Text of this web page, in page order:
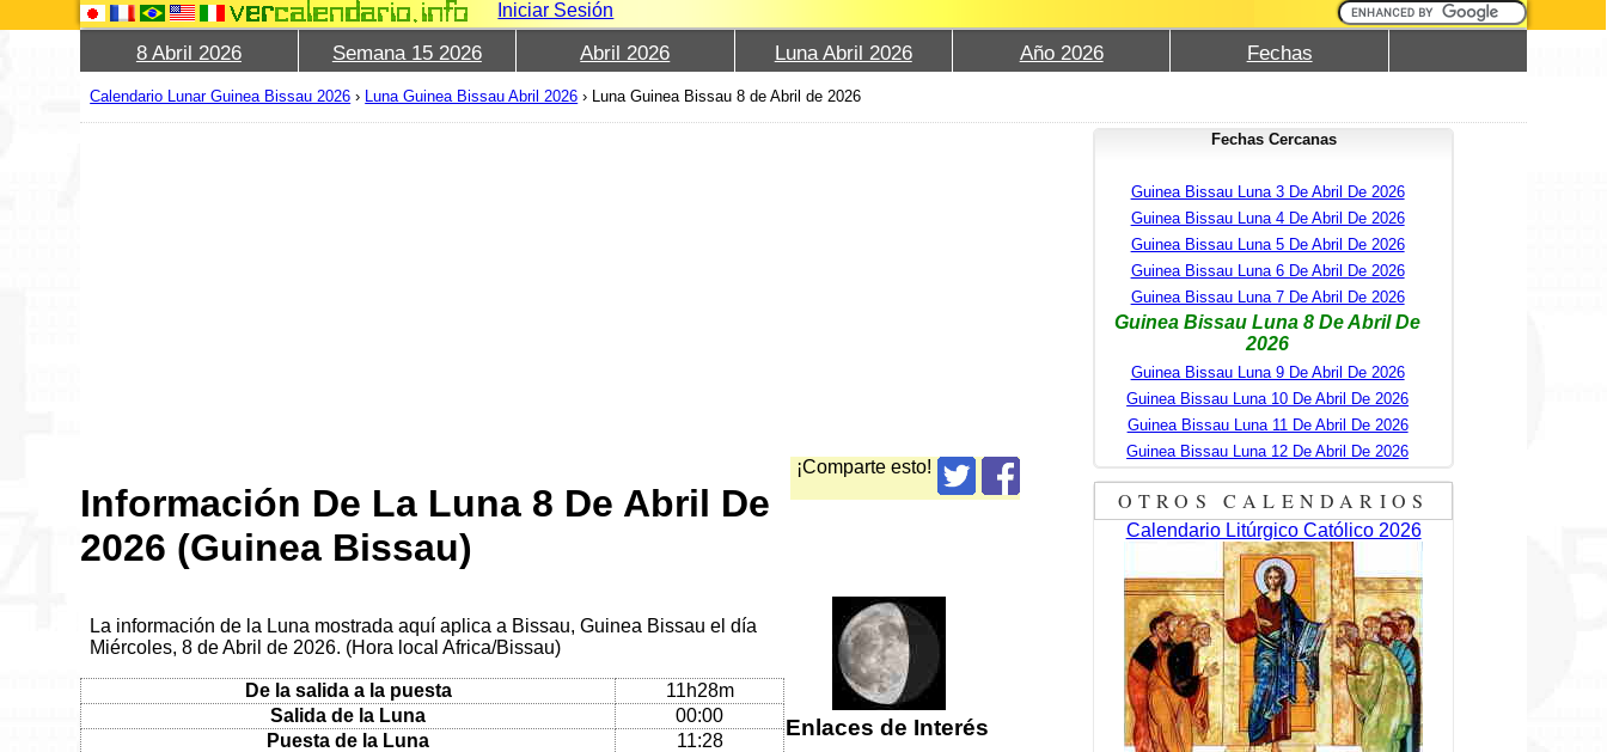
Iniciar Sesión
8 Abril 2026 Semana 15 2026 Abril 2026 Luna Abril 2026 Año 2026 Fechas
Calendario Lunar Guinea Bissau 2026 › Luna Guinea Bissau Abril 2026 › Luna Guinea Bissau 8 de Abril de 2026
¡Comparte esto!
Información De La Luna 8 De Abril De
2026 (Guinea Bissau)
La información de la Luna mostrada aquí aplica a Bissau, Guinea Bissau el día
Miércoles, 8 de Abril de 2026. (Hora local Africa/Bissau)
De la salida a la puesta
11h28m
Salida de la Luna
00:00
Puesta de la Luna
11:28
Enlaces de Interés
Fechas Cercanas
Guinea Bissau Luna 3 De Abril De 2026
Guinea Bissau Luna 4 De Abril De 2026
Guinea Bissau Luna 5 De Abril De 2026
Guinea Bissau Luna 6 De Abril De 2026
Guinea Bissau Luna 7 De Abril De 2026
Guinea Bissau Luna 8 De Abril De
2026
Guinea Bissau Luna 9 De Abril De 2026
Guinea Bissau Luna 10 De Abril De 2026
Guinea Bissau Luna 11 De Abril De 2026
Guinea Bissau Luna 12 De Abril De 2026
OTROS CALENDARIOS
Calendario Litúrgico Católico 2026